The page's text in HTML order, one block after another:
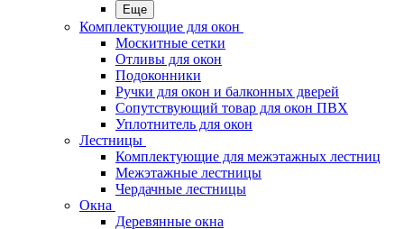
Еще
Комплектующие для окон
Москитные сетки
Отливы для окон
Подоконники
Ручки для окон и балконных дверей
Сопутствующий товар для окон ПВХ
Уплотнитель для окон
Лестницы
Комплектующие для межэтажных лестниц
Межэтажные лестницы
Чердачные лестницы
Окна
Деревянные окна